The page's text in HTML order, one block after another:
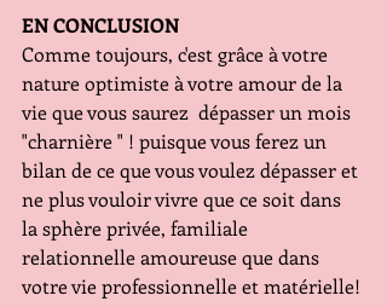
EN CONCLUSION
Comme toujours, c'est grâce à votre
nature optimiste à votre amour de la
vie que vous saurez  dépasser un mois
"charnière " ! puisque vous ferez un
bilan de ce que vous voulez dépasser et
ne plus vouloir vivre que ce soit dans
la sphère privée, familiale
relationnelle amoureuse que dans
votre vie professionnelle et matérielle!